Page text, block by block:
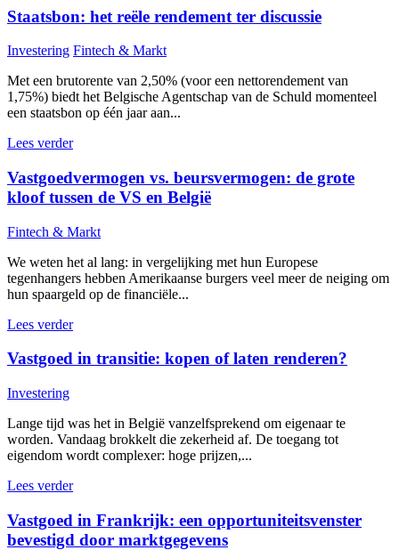
Staatsbon: het reële rendement ter discussie
Investering Fintech & Markt
Met een brutorente van 2,50% (voor een nettorendement van
1,75%) biedt het Belgische Agentschap van de Schuld momenteel
een staatsbon op één jaar aan...
Lees verder
Vastgoedvermogen vs. beursvermogen: de grote
kloof tussen de VS en België
Fintech & Markt
We weten het al lang: in vergelijking met hun Europese
tegenhangers hebben Amerikaanse burgers veel meer de neiging om
hun spaargeld op de financiële...
Lees verder
Vastgoed in transitie: kopen of laten renderen?
Investering
Lange tijd was het in België vanzelfsprekend om eigenaar te
worden. Vandaag brokkelt die zekerheid af. De toegang tot
eigendom wordt complexer: hoge prijzen,...
Lees verder
Vastgoed in Frankrijk: een opportuniteitsvenster
bevestigd door marktgegevens